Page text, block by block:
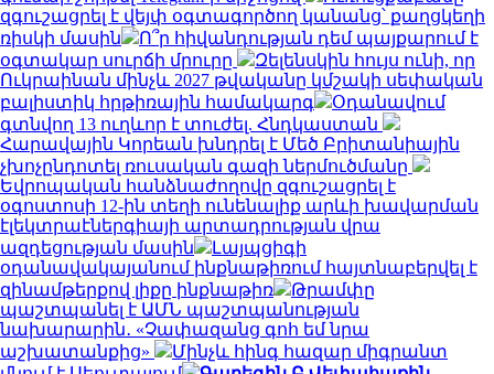
զգուշացրել է վեյփ օգտագործող կանանց՝ քաղցկեղի
ռիսկի մասին
Ո՞ր հիվանդության դեմ պայքարում է
օգտակար սուրճի մրուրը
Զելենսկին հույս ունի, որ
Ուկրաինան մինչև 2027 թվականը կմշակի սեփական
բալիստիկ հրթիռային համակարգ
Օդանավում
գտնվող 13 ուղևոր է տուժել. Հնդկաստան
Հարավային Կորեան խնդրել է Մեծ Բրիտանիային
չխոչընդոտել ռուսական գազի ներմուծմանը
Եվրոպական հանձնաժողովը զգուշացրել է
օգոստոսի 12-ին տեղի ունենալիք արևի խավարման
էլեկտրաէներգիայի արտադրության վրա
ազդեցության մասին
Լայպցիգի
օդանավակայանում ինքնաթիռում հայտնաբերվել է
զինամթերքով լիքը ինքնաթիռ
Թրամփը
պաշտպանել է ԱՄՆ պաշտպանության
նախարարին․ «Չափազանց գոհ եմ նրա
աշխատանքից»
Մինչև հինգ հազար միգրանտ